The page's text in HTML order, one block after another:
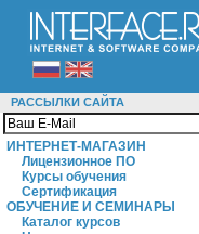
РАССЫЛКИ САЙТА
ИНТЕРНЕТ-МАГАЗИН
Лицензионное ПО
Курсы обучения
Сертификация
ОБУЧЕНИЕ И СЕМИНАРЫ
Каталог курсов